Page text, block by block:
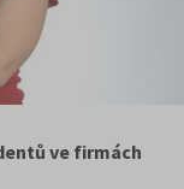
ve firmách